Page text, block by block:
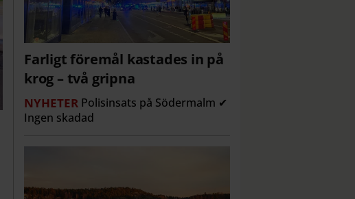
Farligt föremål kastades in på
krog – två gripna
NYHETER Polisinsats på Södermalm ✔
Ingen skadad